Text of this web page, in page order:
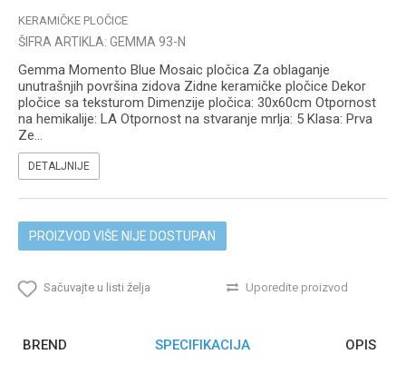
KERAMIČKE PLOČICE
ŠIFRA ARTIKLA: GEMMA 93-N
Gemma Momento Blue Mosaic pločica Za oblaganje
unutrašnjih površina zidova Zidne keramičke pločice Dekor
pločice sa teksturom Dimenzije pločica: 30x60cm Otpornost
na hemikalije: LA Otpornost na stvaranje mrlja: 5 Klasa: Prva
Ze...
DETALJNIJE
PROIZVOD VIŠE NIJE DOSTUPAN
Sačuvajte u listi želja Uporedite proizvod
BREND SPECIFIKACIJA OPIS